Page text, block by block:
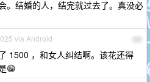
。结婚的人，结完就过去了。真没必
60
via Android
1500 ，和女人纠结啊。该花还得
😁